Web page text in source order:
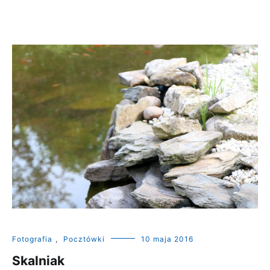
Fotografia , Pocztówki 10 maja 2016
Skalniak